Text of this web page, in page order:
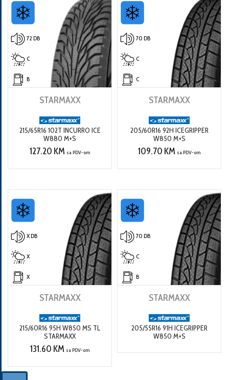
72 DB
C
B
STARMAXX
215/65R16 102T INCURRO ICE
W880 M+S
127.20 KM sa PDV-om
70 DB
C
C
STARMAXX
205/60R16 92H ICEGRIPPER
W850 M+S
109.70 KM sa PDV-om
X DB
X
X
STARMAXX
215/60R16 95H W850 MS TL
STARMAXX
131.60 KM sa PDV-om
70 DB
C
B
STARMAXX
205/55R16 91H ICEGRIPPER
W850 M+S